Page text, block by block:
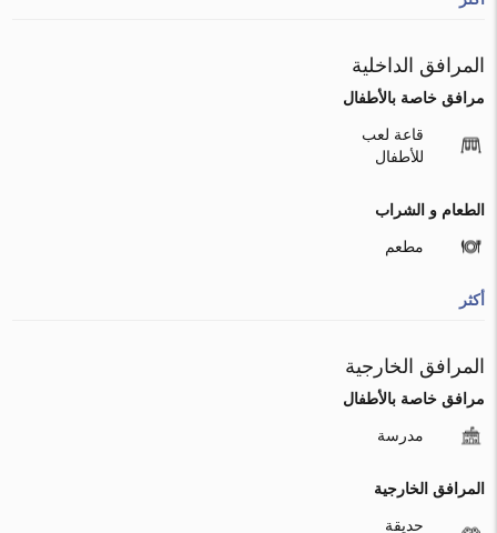
المرافق الداخلية
مرافق خاصة بالأطفال
قاعة لعب
للأطفال
الطعام و الشراب
مطعم
أكثر
المرافق الخارجية
مرافق خاصة بالأطفال
مدرسة
المرافق الخارجية
حديقة